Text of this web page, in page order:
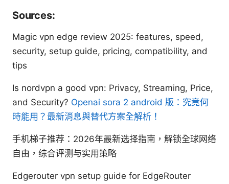
Sources:
Magic vpn edge review 2025: features, speed,
security, setup guide, pricing, compatibility, and
tips
Is nordvpn a good vpn: Privacy, Streaming, Price,
and Security? Openai sora 2 android 版：究竟何
時能用？最新消息與替代方案全解析！
手机梯子推荐：2026年最新选择指南，解锁全球网络
自由，综合评测与实用策略
Edgerouter vpn setup guide for EdgeRouter